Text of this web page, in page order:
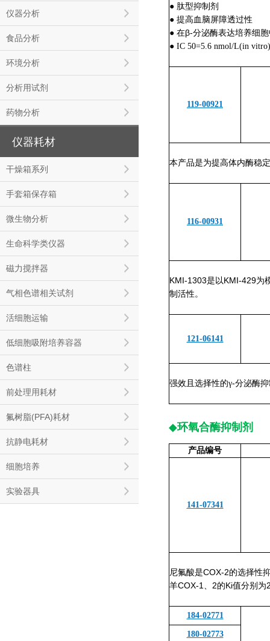
仪器分析
食品分析
环境分析
分析用试剂
药物分析
仪器耗材
干燥箱系列
手套箱保存箱
微生物分析
生命科学类仪器
磁力搅拌器
气相色谱相关试剂
活细胞运输
低细胞吸附培养容器
色谱柱
前处理用耗材
氟树脂(PFA)耗材
抗静电耗材
细胞培养
实验器具
● 肽型抑制剂
● 提高血脑屏障透过性
● 在β-分泌酶表达培养细
● IC 50=5.6 nmol/L(in vitro)
119-00921
本产品是为提高体内酶稳
116-00931
KMI-1303是以KMI-429为
制活性。
121-06141
强效且选择性的γ-分泌酶
◆环氧合酶抑制剂
产品编号
141-07341
尼氟酸是COX-2的选择性
羊COX-1、2的Ki值分别为
184-02771
180-02773